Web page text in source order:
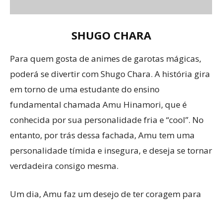
SHUGO CHARA
Para quem gosta de animes de garotas mágicas,
poderá se divertir com Shugo Chara. A história gira
em torno de uma estudante do ensino
fundamental chamada Amu Hinamori, que é
conhecida por sua personalidade fria e “cool”. No
entanto, por trás dessa fachada, Amu tem uma
personalidade tímida e insegura, e deseja se tornar
verdadeira consigo mesma.
Um dia, Amu faz um desejo de ter coragem para